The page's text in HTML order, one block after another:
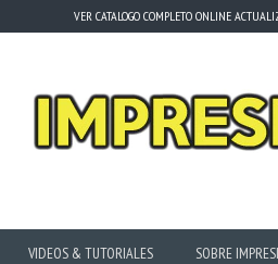
VER CATALOGO COMPLETO ONLINE
VIDEOS & TUTORIALES SOBRE